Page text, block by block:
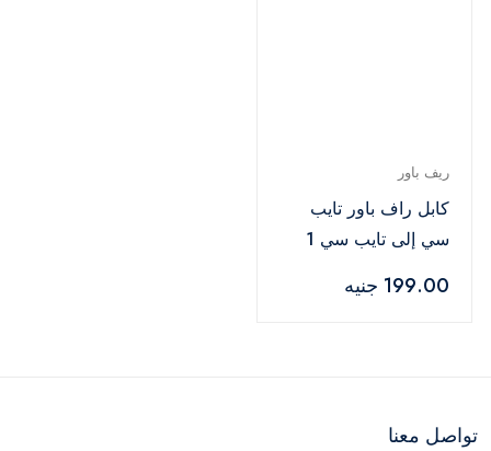
ريف باور
كابل راف باور تايب
سي إلى تايب سي 1
CB1021
199.00 جنيه
تواصل معنا